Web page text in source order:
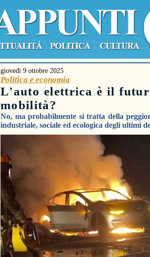
giovedì 9 ottobre 2025
Politica e economia
L'auto elettrica è il
mobilità?
No, ma probabilmente si tratta della
industriale, sociale ed ecologica degli ultimi